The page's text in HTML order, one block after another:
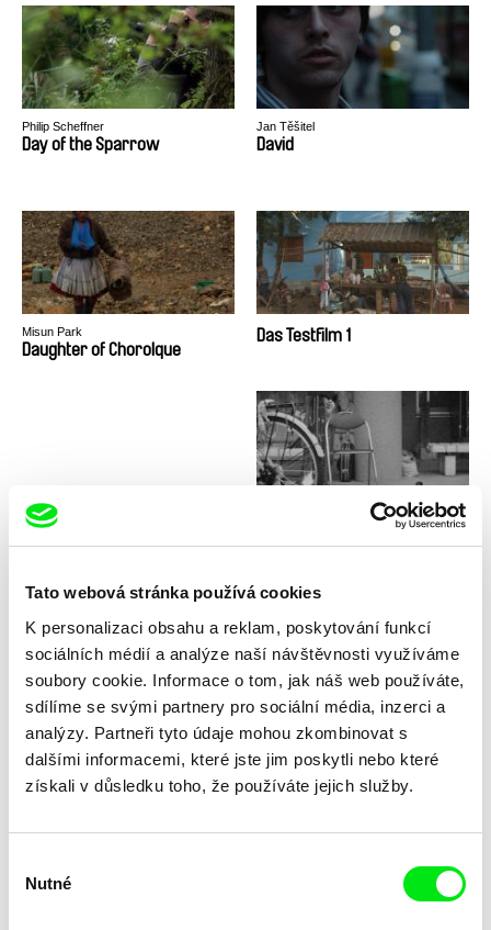
Tato webová stránka používá cookies
K personalizaci obsahu a reklam, poskytování funkcí
sociálních médií a analýze naší návštěvnosti využíváme
soubory cookie. Informace o tom, jak náš web používáte,
sdílíme se svými partnery pro sociální média, inzerci a
analýzy. Partneři tyto údaje mohou zkombinovat s
dalšími informacemi, které jste jim poskytli nebo které
získali v důsledku toho, že používáte jejich služby.
souhlasu
Nutné
Philip Scheffner
Day of the Sparrow
Jan Těšitel
David
Misun Park
Daughter of Chorolque
Das Testfilm 1
Massimo D’Anolfi, Martina Parenti
Dark Matter
Alice Diop
Danton’s Death